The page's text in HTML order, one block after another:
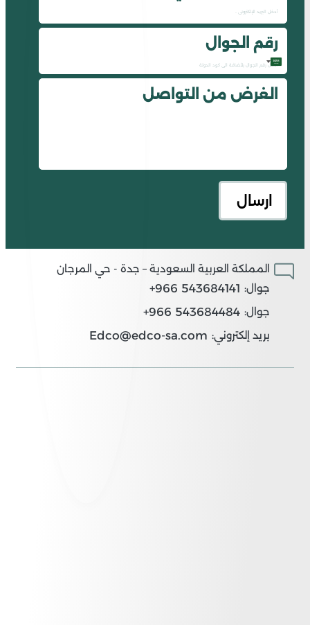
رقم الجوال
Saudi
Arabia
الغرض من التواصل
المملكة العربية السعودية – جدة - حي المرجان
جوال: 543684141 966+
جوال: 543684484 966+
بريد إلكتروني: Edco@edco-sa.com